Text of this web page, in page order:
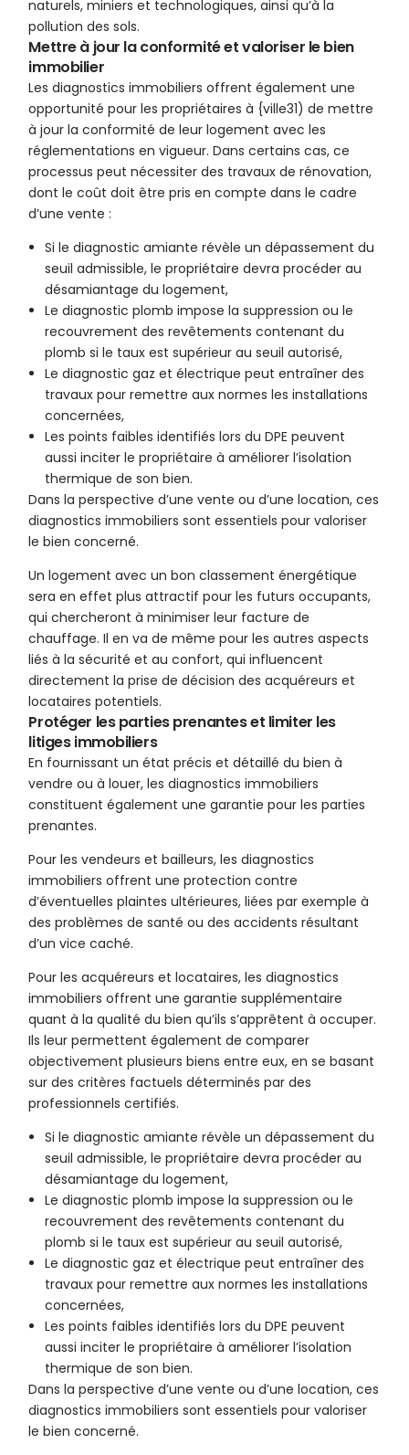
naturels, miniers et technologiques, ainsi qu’à la
pollution des sols.
Mettre à jour la conformité et valoriser le bien
immobilier
Les diagnostics immobiliers offrent également une
opportunité pour les propriétaires à {ville31) de mettre
à jour la conformité de leur logement avec les
réglementations en vigueur. Dans certains cas, ce
processus peut nécessiter des travaux de rénovation,
dont le coût doit être pris en compte dans le cadre
d’une vente :
Si le diagnostic amiante révèle un dépassement du
seuil admissible, le propriétaire devra procéder au
désamiantage du logement,
Le diagnostic plomb impose la suppression ou le
recouvrement des revêtements contenant du
plomb si le taux est supérieur au seuil autorisé,
Le diagnostic gaz et électrique peut entraîner des
travaux pour remettre aux normes les installations
concernées,
Les points faibles identifiés lors du DPE peuvent
aussi inciter le propriétaire à améliorer l’isolation
thermique de son bien.
Dans la perspective d’une vente ou d’une location, ces
diagnostics immobiliers sont essentiels pour valoriser
le bien concerné.
Un logement avec un bon classement énergétique
sera en effet plus attractif pour les futurs occupants,
qui chercheront à minimiser leur facture de
chauffage. Il en va de même pour les autres aspects
liés à la sécurité et au confort, qui influencent
directement la prise de décision des acquéreurs et
locataires potentiels.
Protéger les parties prenantes et limiter les
litiges immobiliers
En fournissant un état précis et détaillé du bien à
vendre ou à louer, les diagnostics immobiliers
constituent également une garantie pour les parties
prenantes.
Pour les vendeurs et bailleurs, les diagnostics
immobiliers offrent une protection contre
d’éventuelles plaintes ultérieures, liées par exemple à
des problèmes de santé ou des accidents résultant
d’un vice caché.
Pour les acquéreurs et locataires, les diagnostics
immobiliers offrent une garantie supplémentaire
quant à la qualité du bien qu’ils s’apprêtent à occuper.
Ils leur permettent également de comparer
objectivement plusieurs biens entre eux, en se basant
sur des critères factuels déterminés par des
professionnels certifiés.
Si le diagnostic amiante révèle un dépassement du
seuil admissible, le propriétaire devra procéder au
désamiantage du logement,
Le diagnostic plomb impose la suppression ou le
recouvrement des revêtements contenant du
plomb si le taux est supérieur au seuil autorisé,
Le diagnostic gaz et électrique peut entraîner des
travaux pour remettre aux normes les installations
concernées,
Les points faibles identifiés lors du DPE peuvent
aussi inciter le propriétaire à améliorer l’isolation
thermique de son bien.
Dans la perspective d’une vente ou d’une location, ces
diagnostics immobiliers sont essentiels pour valoriser
le bien concerné.